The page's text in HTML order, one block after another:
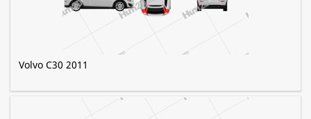
Volvo C30 2011